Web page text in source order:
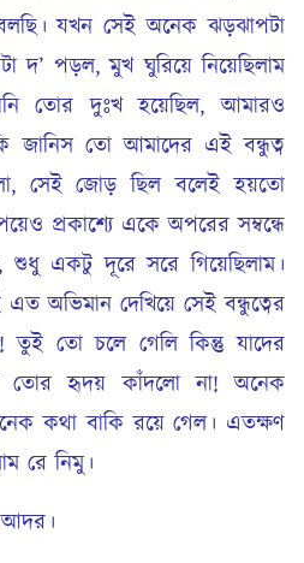
যখন সেই অনেক ঝড়ঝাপটা
দ’ পড়ল, মুখ ঘুরিয়ে নিয়েছিলাম
তোর দুঃখ হয়েছিল, আমারও
জানিস তো আমাদের এই বন্ধুত্ব
সেই জোড় ছিল বলেই হয়তো
প্রকাশ্যে একে অপরের সম্বন্ধে
শুধু একটু দূরে সরে গিয়েছিলাম।
অভিমান দেখিয়ে সেই বন্ধুত্বের
তুই তো চলে গেলি কিন্তু যাদের
তোর হৃদয় কাঁদলো না! অনেক
কথা বাকি রয়ে গেল। এতক্ষণ
রে নিমু।